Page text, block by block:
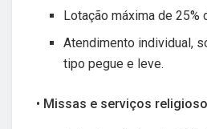
Lotação máxima de 25%
Atendimento individual,
tipo pegue e leve.
• Missas e serviços